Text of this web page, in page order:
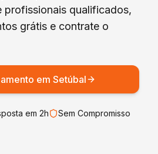
profissionais qualificados,
grátis e contrate o
em Setúbal
em 2h Sem Compromisso